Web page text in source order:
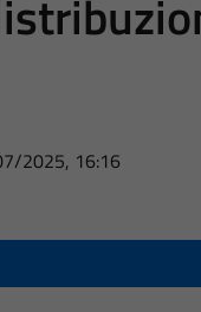
2025, 16:16